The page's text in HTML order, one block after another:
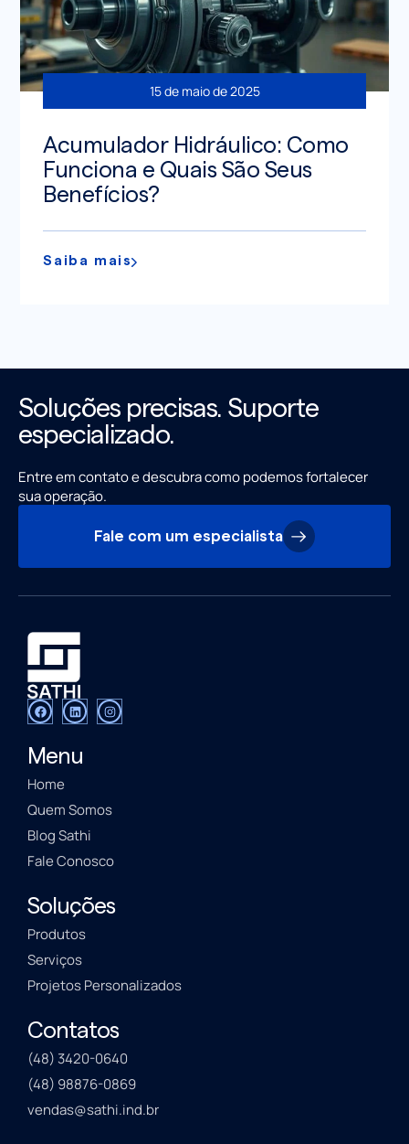
15 de maio de 2025
Acumulador Hidráulico: Como
Funciona e Quais São Seus
Benefícios?
Saiba mais
Soluções precisas. Suporte
especializado.
Entre em contato e descubra como podemos fortalecer
sua operação.
Fale com um especialista
Menu
Home
Quem Somos
Blog Sathi
Fale Conosco
Soluções
Produtos
Serviços
Projetos Personalizados
Contatos
(48) 3420-0640
(48) 98876-0869
vendas@sathi.ind.br